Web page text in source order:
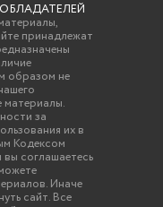
принадлежат
образом не
материалы.
за
их в
Кодексом
соглашаетесь
Иначе
сайт. Все